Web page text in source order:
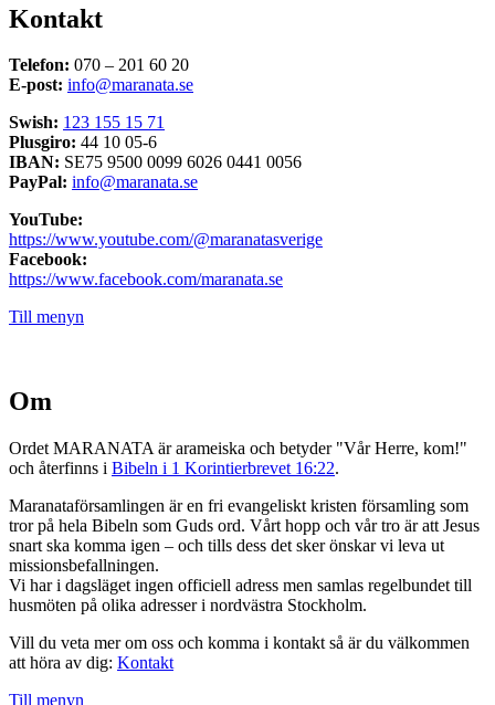
Kontakt
Telefon: 070 – 201 60 20
E-post: info@maranata.se
Swish: 123 155 15 71
Plusgiro: 44 10 05-6
IBAN: SE75 9500 0099 6026 0441 0056
PayPal: info@maranata.se
YouTube:
https://www.youtube.com/@maranatasverige
Facebook:
https://www.facebook.com/maranata.se
Till menyn
Om
Ordet MARANATA är arameiska och betyder "Vår Herre, kom!"
och återfinns i Bibeln i 1 Korintierbrevet 16:22.
Maranataförsamlingen är en fri evangeliskt kristen församling som
tror på hela Bibeln som Guds ord. Vårt hopp och vår tro är att Jesus
snart ska komma igen – och tills dess det sker önskar vi leva ut
missionsbefallningen.
Vi har i dagsläget ingen officiell adress men samlas regelbundet till
husmöten på olika adresser i nordvästra Stockholm.
Vill du veta mer om oss och komma i kontakt så är du välkommen
att höra av dig: Kontakt
Till menyn